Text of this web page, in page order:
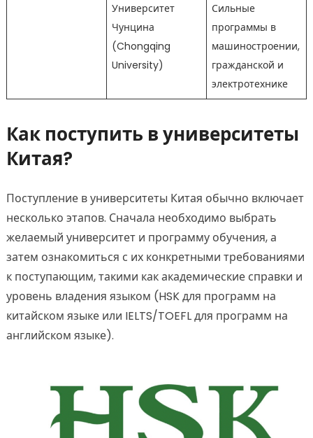
Университет
Чунцина
(Chongqing
University)
Сильные
программы в
машиностроении,
гражданской и
электротехнике
Как поступить в университеты
Китая?
Поступление в университеты Китая обычно включает
несколько этапов. Сначала необходимо выбрать
желаемый университет и программу обучения, а
затем ознакомиться с их конкретными требованиями
к поступающим, такими как академические справки и
уровень владения языком (HSK для программ на
китайском языке или IELTS/TOEFL для программ на
английском языке).